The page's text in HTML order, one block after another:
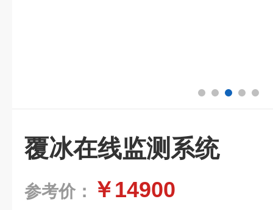
覆冰在线监测系统
参考价： ￥14900